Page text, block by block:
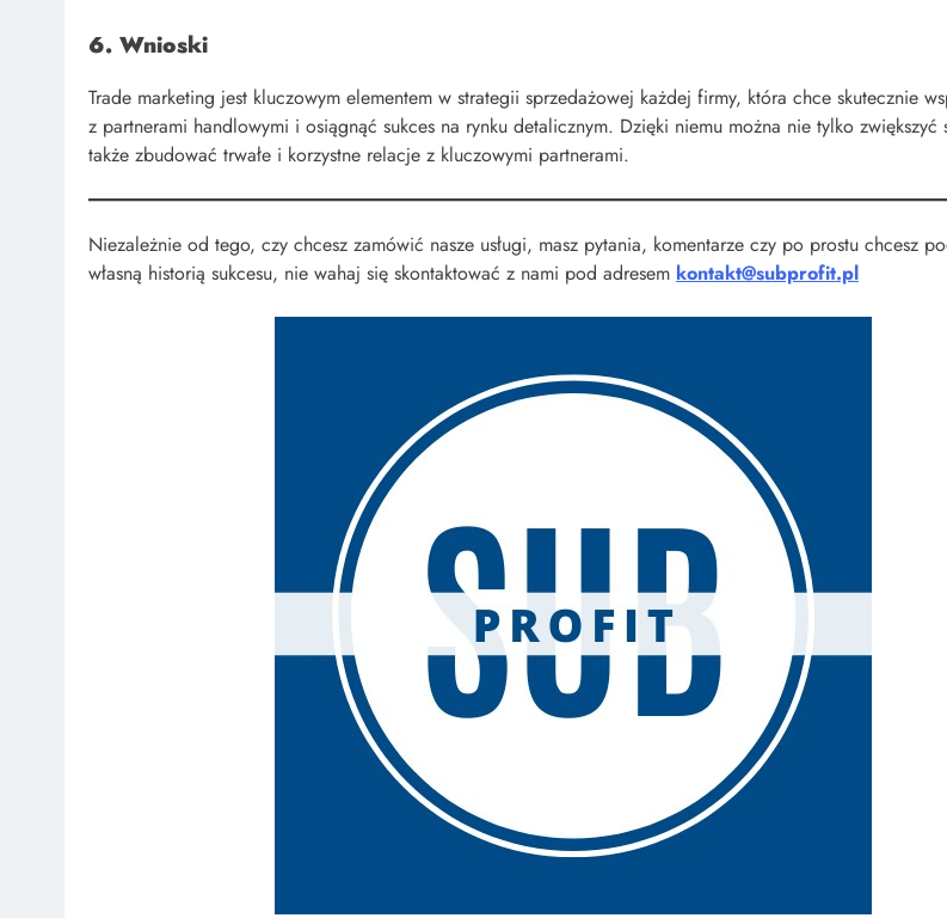
6. Wnioski
Trade marketing jest kluczowym elementem w strategii sprzedażowej każdej firmy, która chce skutecznie
z partnerami handlowymi i osiągnąć sukces na rynku detalicznym. Dzięki niemu można nie tylko zwiększyć
także zbudować trwałe i korzystne relacje z kluczowymi partnerami.
Niezależnie od tego, czy chcesz zamówić nasze usługi, masz pytania, komentarze czy po prostu chcesz
własną historią sukcesu, nie wahaj się skontaktować z nami pod adresem kontakt@subprofit.pl